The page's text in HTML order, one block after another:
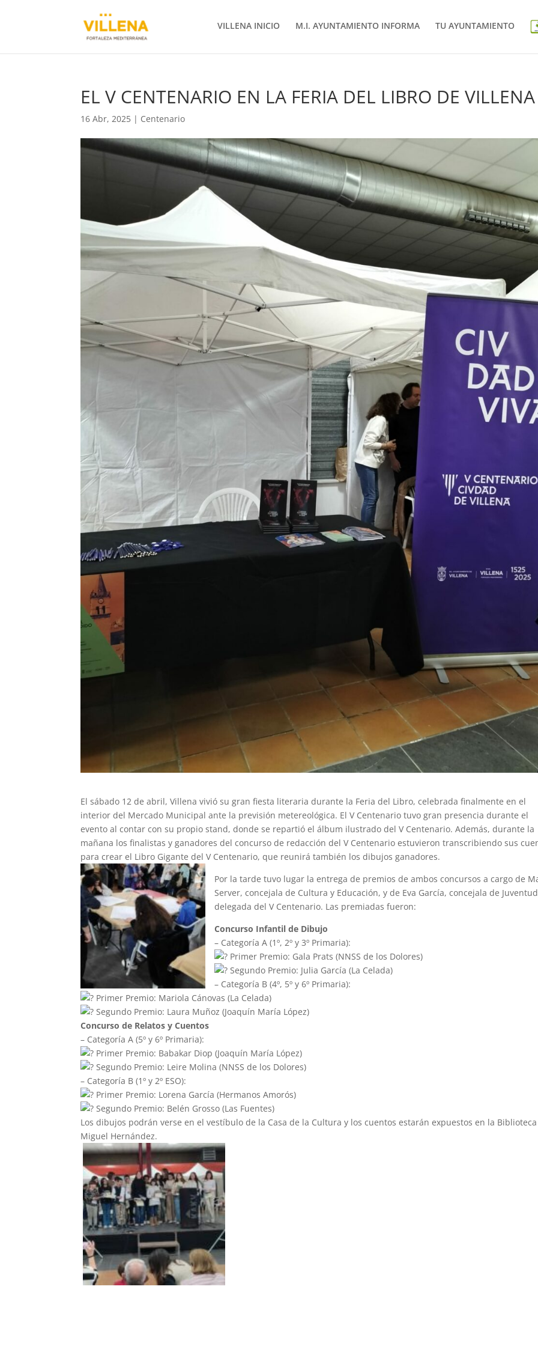
VILLENA INICIO M.I. AYUNTAMIENTO INFORMA TU AYUNTAMIENTO
EL V CENTENARIO EN LA FERIA DEL LIBRO DE VILLENA
16 Abr, 2025 | Centenario
El sábado 12 de abril, Villena vivió su gran fiesta literaria durante la Feria del Libro, celebrada finalmente en el
interior del Mercado Municipal ante la previsión metereológica. El V Centenario tuvo gran presencia durante el
evento al contar con su propio stand, donde se repartió el álbum ilustrado del V Centenario. Además, durante la
mañana los finalistas y ganadores del concurso de redacción del V Centenario estuvieron transcribiendo sus
para crear el Libro Gigante del V Centenario, que reunirá también los dibujos ganadores.
Por la tarde tuvo lugar la entrega de premios de ambos concursos a cargo de
Server, concejala de Cultura y Educación, y de Eva García, concejala de
delegada del V Centenario. Las premiadas fueron:
Concurso Infantil de Dibujo
– Categoría A (1º, 2º y 3º Primaria):
Primer Premio: Gala Prats (NNSS de los Dolores)
Segundo Premio: Julia García (La Celada)
– Categoría B (4º, 5º y 6º Primaria):
Primer Premio: Mariola Cánovas (La Celada)
Segundo Premio: Laura Muñoz (Joaquín María López)
Concurso de Relatos y Cuentos
– Categoría A (5º y 6º Primaria):
Primer Premio: Babakar Diop (Joaquín María López)
Segundo Premio: Leire Molina (NNSS de los Dolores)
– Categoría B (1º y 2º ESO):
Primer Premio: Lorena García (Hermanos Amorós)
Segundo Premio: Belén Grosso (Las Fuentes)
Los dibujos podrán verse en el vestíbulo de la Casa de la Cultura y los cuentos estarán expuestos en la Biblioteca
Miguel Hernández.